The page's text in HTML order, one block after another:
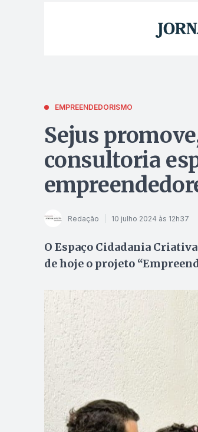
EMPREENDEDORISMO
Sejus
consultoria
Redação 10 julho 2024 às 12h37
O Espaço Cidadania
de hoje o projeto